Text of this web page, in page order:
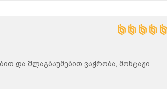
და შლაგბაუმებით ვაჭრობა, მონტაჟი